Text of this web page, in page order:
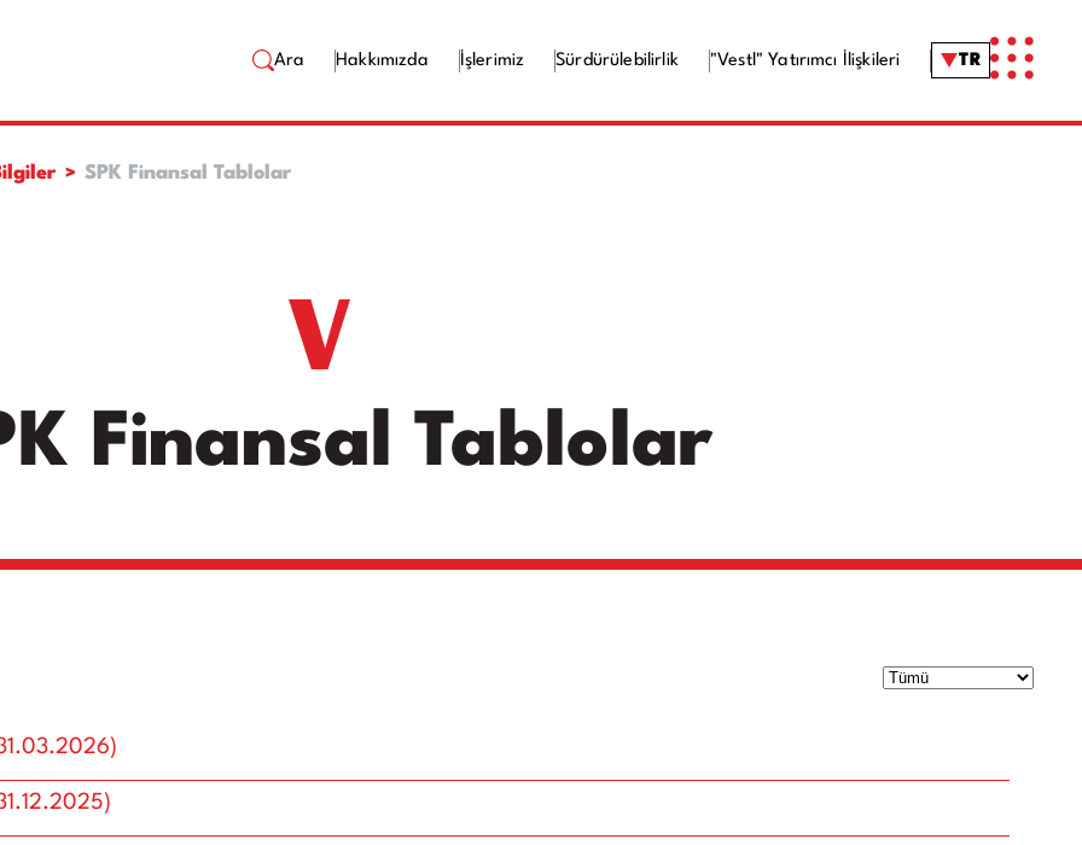
Ara Hakkımızda İşlerimiz Sürdürülebilirlik "Vestl" Yatırımcı İlişkileri TR
SPK Finansal Tablolar
Finansal Tablolar